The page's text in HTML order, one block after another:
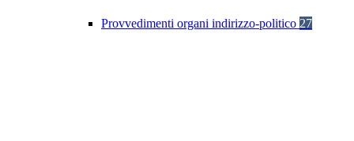
Provvedimenti organi indirizzo-politico 27